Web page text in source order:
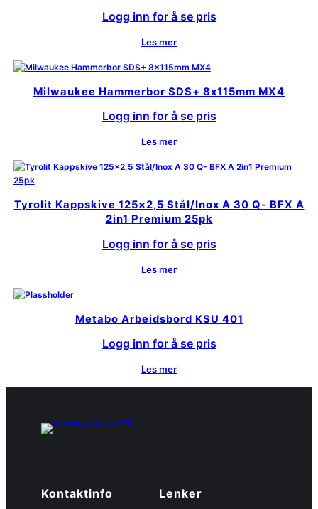
Logg inn for å se pris
Les mer
Milwaukee Hammerbor SDS+ 8x115mm MX4
Logg inn for å se pris
Les mer
Tyrolit Kappskive 125×2,5 Stål/Inox A 30 Q- BFX A
2in1 Premium 25pk
Logg inn for å se pris
Les mer
Metabo Arbeidsbord KSU 401
Logg inn for å se pris
Les mer
Kontaktinfo Lenker